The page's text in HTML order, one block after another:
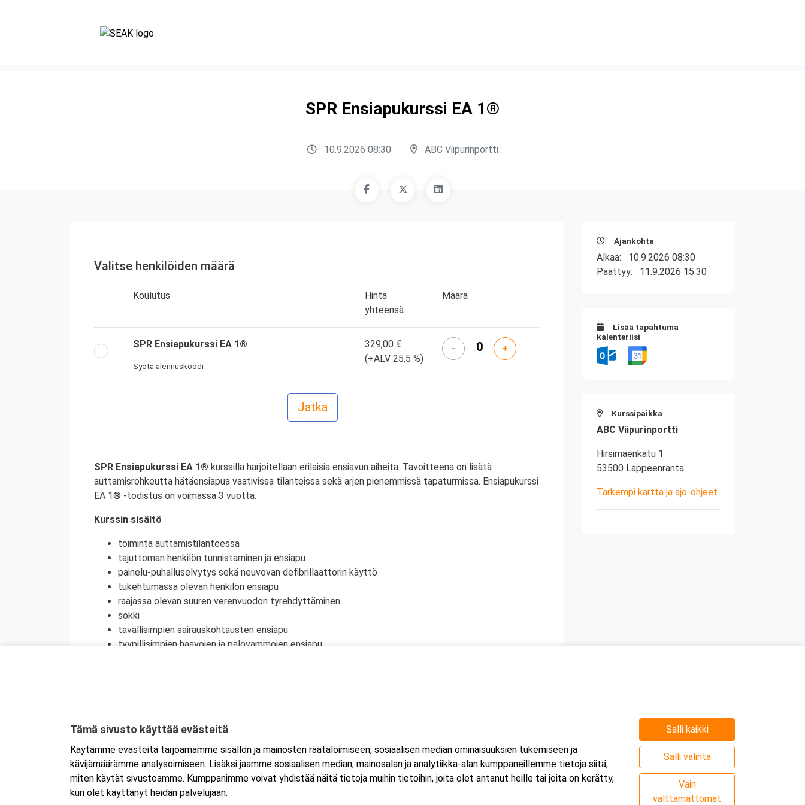
SPR Ensiapukurssi EA 1®
10.9.2026 08:30 ABC Viipurinportti
Valitse henkilöiden määrä
Koulutus
Hinta
yhteensä
Määrä
SPR Ensiapukurssi EA 1®
Syötä alennuskoodi
329,00 €
(+ALV 25,5 %)
- +
SPR Ensiapukurssi EA 1® kurssilla harjoitellaan erilaisia ensiavun aiheita. Tavoitteena on lisätä
auttamisrohkeutta hätäensiapua vaativissa tilanteissa sekä arjen pienemmissä tapaturmissa. Ensiapukurssi
EA 1® -todistus on voimassa 3 vuotta.
Kurssin sisältö
toiminta auttamistilanteessa
tajuttoman henkilön tunnistaminen ja ensiapu
painelu-puhalluselvytys sekä neuvovan defibrillaattorin käyttö
tukehtumassa olevan henkilön ensiapu
raajassa olevan suuren verenvuodon tyrehdyttäminen
sokki
tavallisimpien sairauskohtausten ensiapu
tyypillisimpien haavojen ja palovammojen ensiapu
henkinen ensiapu
Koulutuksesta on myös mahdollisuus saada kaksi (2) kuorma- ja linja-auton kuljettajien ammattipätevyyden
jatkokoulutuspäivää (vain 1 merkintä/vrk).
Ajankohta
Alkaa: 10.9.2026 08:30
Päättyy: 11.9.2026 15:30
Lisää tapahtuma
kalenteriisi
Kurssipaikka
ABC Viipurinportti
Hirsimäenkatu 1
53500 Lappeenranta
Tarkempi kartta ja ajo-ohjeet
Tämä sivusto käyttää evästeitä
Käytämme evästeitä tarjoamamme sisällön ja mainosten räätälöimiseen, sosiaalisen median ominaisuuksien tukemiseen ja
kävijämäärämme analysoimiseen. Lisäksi jaamme sosiaalisen median, mainosalan ja analytiikka-alan kumppaneillemme tietoja siitä,
miten käytät sivustoamme. Kumppanimme voivat yhdistää näitä tietoja muihin tietoihin, joita olet antanut heille tai joita on kerätty,
kun olet käyttänyt heidän palvelujaan.
Salli kaikki
Salli valinta
Vain
välttämättömät